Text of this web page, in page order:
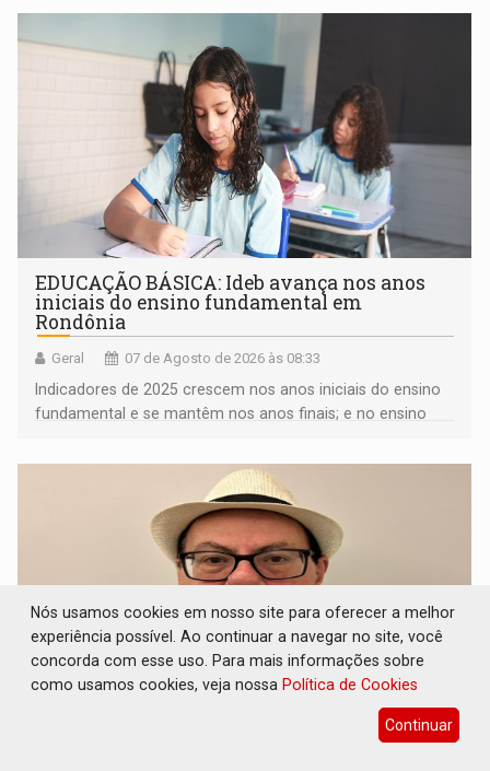
EDUCAÇÃO BÁSICA: Ideb avança nos anos
iniciais do ensino fundamental em
Rondônia
Geral 07 de Agosto de 2026 às 08:33
Indicadores de 2025 crescem nos anos iniciais do ensino
fundamental e se mantêm nos anos finais; e no ensino
CONTA DIFÍCIL: Com as novidades na corrida
Nós usamos cookies em nosso site para oferecer a melhor
experiência possível. Ao continuar a navegar no site, você
concorda com esse uso. Para mais informações sobre
como usamos cookies, veja nossa Política de Cookies
Continuar